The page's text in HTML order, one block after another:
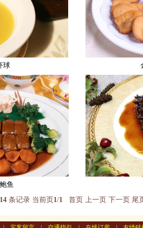
球
鱼
条记录 当前页1/1 首页 上一页 下一页 尾